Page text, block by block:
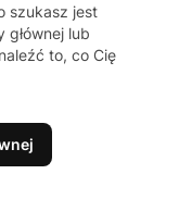
szukasz jest
głównej lub
to, co Cię